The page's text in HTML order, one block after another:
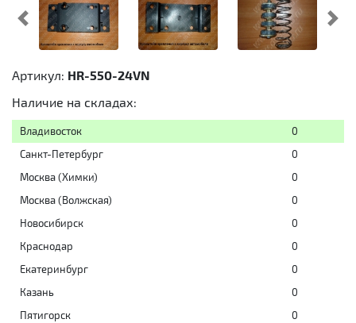
Предыдущий
Артикул: HR-550-24VN
Наличие на складах:
Владивосток
0
Санкт-Петербург
0
Москва (Химки)
0
Москва (Волжская)
0
Новосибирск
0
Краснодар
0
Екатеринбург
0
Казань
0
Пятигорск
0